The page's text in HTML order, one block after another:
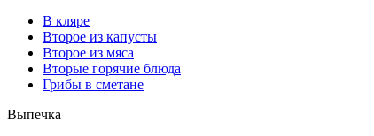
В кляре
Второе из капусты
Второе из мяса
Вторые горячие блюда
Грибы в сметане
Выпечка